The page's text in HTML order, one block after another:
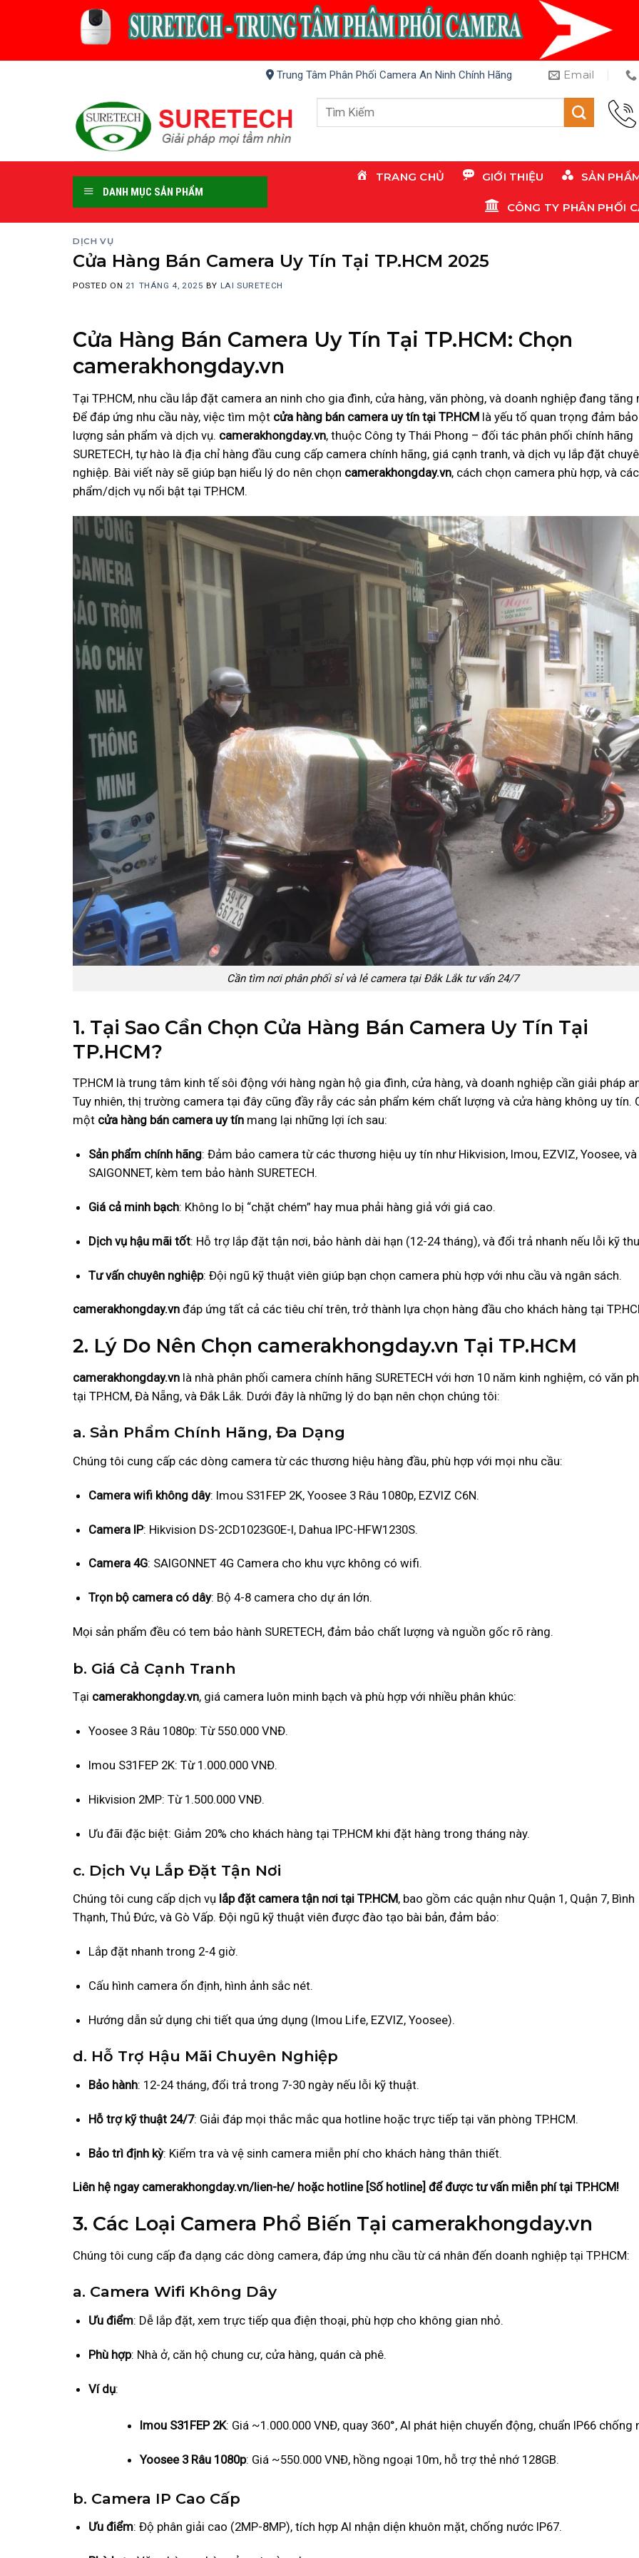
Trung Tâm Phân Phối Camera An Ninh Chính Hãng Email
Tìm
DANH MỤC SẢN PHẨM
TRANG CHỦ GIỚI THIỆU SẢN
CÔNG TY PHÂN PHỐI
DỊCH VỤ
Cửa Hàng Bán Camera Uy Tín Tại TP.HCM 2025
POSTED ON 21 THÁNG 4, 2025 BY LAI SURETECH
Cửa Hàng Bán Camera Uy Tín Tại TP.HCM: Chọn
camerakhongday.vn
Tại TP.HCM, nhu cầu lắp đặt camera an ninh cho gia đình, cửa hàng, văn phòng, và doanh nghiệp đang tăng
Để đáp ứng nhu cầu này, việc tìm một cửa hàng bán camera uy tín tại TP.HCM là yếu tố quan trọng đảm
lượng sản phẩm và dịch vụ. camerakhongday.vn, thuộc Công ty Thái Phong – đối tác phân phối chính hãng
SURETECH, tự hào là địa chỉ hàng đầu cung cấp camera chính hãng, giá cạnh tranh, và dịch vụ lắp đặt
nghiệp. Bài viết này sẽ giúp bạn hiểu lý do nên chọn camerakhongday.vn, cách chọn camera phù hợp, và
phẩm/dịch vụ nổi bật tại TP.HCM.
Cần tìm nơi phân phối sỉ và lẻ camera tại Đắk Lắk tư vấn 24/7
1. Tại Sao Cần Chọn Cửa Hàng Bán Camera Uy Tín Tại
TP.HCM?
TP.HCM là trung tâm kinh tế sôi động với hàng ngàn hộ gia đình, cửa hàng, và doanh nghiệp cần giải pháp
Tuy nhiên, thị trường camera tại đây cũng đầy rẫy các sản phẩm kém chất lượng và cửa hàng không uy tín.
một cửa hàng bán camera uy tín mang lại những lợi ích sau:
Sản phẩm chính hãng: Đảm bảo camera từ các thương hiệu uy tín như Hikvision, Imou, EZVIZ, Yoosee, và
SAIGONNET, kèm tem bảo hành SURETECH.
Giá cả minh bạch: Không lo bị “chặt chém” hay mua phải hàng giả với giá cao.
Dịch vụ hậu mãi tốt: Hỗ trợ lắp đặt tận nơi, bảo hành dài hạn (12-24 tháng), và đổi trả nhanh nếu lỗi kỹ
Tư vấn chuyên nghiệp: Đội ngũ kỹ thuật viên giúp bạn chọn camera phù hợp với nhu cầu và ngân sách.
camerakhongday.vn đáp ứng tất cả các tiêu chí trên, trở thành lựa chọn hàng đầu cho khách hàng tại
2. Lý Do Nên Chọn camerakhongday.vn Tại TP.HCM
camerakhongday.vn là nhà phân phối camera chính hãng SURETECH với hơn 10 năm kinh nghiệm, có văn
tại TP.HCM, Đà Nẵng, và Đắk Lắk. Dưới đây là những lý do bạn nên chọn chúng tôi:
a. Sản Phẩm Chính Hãng, Đa Dạng
Chúng tôi cung cấp các dòng camera từ các thương hiệu hàng đầu, phù hợp với mọi nhu cầu:
Camera wifi không dây: Imou S31FEP 2K, Yoosee 3 Râu 1080p, EZVIZ C6N.
Camera IP: Hikvision DS-2CD1023G0E-I, Dahua IPC-HFW1230S.
Camera 4G: SAIGONNET 4G Camera cho khu vực không có wifi.
Trọn bộ camera có dây: Bộ 4-8 camera cho dự án lớn.
Mọi sản phẩm đều có tem bảo hành SURETECH, đảm bảo chất lượng và nguồn gốc rõ ràng.
b. Giá Cả Cạnh Tranh
Tại camerakhongday.vn, giá camera luôn minh bạch và phù hợp với nhiều phân khúc:
Yoosee 3 Râu 1080p: Từ 550.000 VNĐ.
Imou S31FEP 2K: Từ 1.000.000 VNĐ.
Hikvision 2MP: Từ 1.500.000 VNĐ.
Ưu đãi đặc biệt: Giảm 20% cho khách hàng tại TP.HCM khi đặt hàng trong tháng này.
c. Dịch Vụ Lắp Đặt Tận Nơi
Chúng tôi cung cấp dịch vụ lắp đặt camera tận nơi tại TP.HCM, bao gồm các quận như Quận 1, Quận 7, Bình
Thạnh, Thủ Đức, và Gò Vấp. Đội ngũ kỹ thuật viên được đào tạo bài bản, đảm bảo:
Lắp đặt nhanh trong 2-4 giờ.
Cấu hình camera ổn định, hình ảnh sắc nét.
Hướng dẫn sử dụng chi tiết qua ứng dụng (Imou Life, EZVIZ, Yoosee).
d. Hỗ Trợ Hậu Mãi Chuyên Nghiệp
Bảo hành: 12-24 tháng, đổi trả trong 7-30 ngày nếu lỗi kỹ thuật.
Hỗ trợ kỹ thuật 24/7: Giải đáp mọi thắc mắc qua hotline hoặc trực tiếp tại văn phòng TP.HCM.
Bảo trì định kỳ: Kiểm tra và vệ sinh camera miễn phí cho khách hàng thân thiết.
Liên hệ ngay camerakhongday.vn/lien-he/ hoặc hotline [Số hotline] để được tư vấn miễn phí tại TP.HCM!
3. Các Loại Camera Phổ Biến Tại camerakhongday.vn
Chúng tôi cung cấp đa dạng các dòng camera, đáp ứng nhu cầu từ cá nhân đến doanh nghiệp tại TP.HCM:
a. Camera Wifi Không Dây
Ưu điểm: Dễ lắp đặt, xem trực tiếp qua điện thoại, phù hợp cho không gian nhỏ.
Phù hợp: Nhà ở, căn hộ chung cư, cửa hàng, quán cà phê.
Ví dụ:
Imou S31FEP 2K: Giá ~1.000.000 VNĐ, quay 360°, AI phát hiện chuyển động, chuẩn IP66 chống
Yoosee 3 Râu 1080p: Giá ~550.000 VNĐ, hồng ngoại 10m, hỗ trợ thẻ nhớ 128GB.
b. Camera IP Cao Cấp
Ưu điểm: Độ phân giải cao (2MP-8MP), tích hợp AI nhận diện khuôn mặt, chống nước IP67.